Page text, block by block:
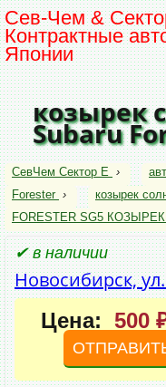
Сев-Чем &
Контрактные
Японии
козырек
Subaru
СевЧем Сектор Е ›
Forester › козырек
FORESTER SG5
✔ в наличии
Новосибирск,
Цена: 500